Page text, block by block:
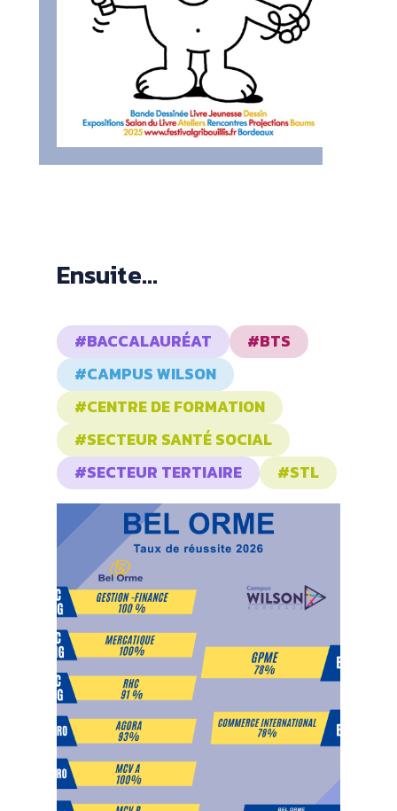
Ensuite...
#BACCALAURÉAT
#BTS
#CAMPUS WILSON
#CENTRE DE FORMATION
#SECTEUR SANTÉ SOCIAL
#SECTEUR TERTIAIRE
#STL